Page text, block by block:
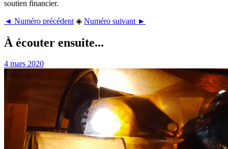
soutien financier.
◄ Numéro précédent ◈ Numéro suivant ►
À écouter ensuite...
4 mars 2020